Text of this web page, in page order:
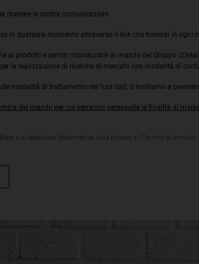
ricevere le nostre comunicazioni.
in qualsiasi momento attraverso il link che troverai in
ai prodotti e servizi riconducibili ai marchi del Gruppo
la realizzazione di ricerche di mercato con modalità di
modalità di trattamento dei tuoi dati, ti invitiamo a
dei marchi per cui verranno perseguite le finalità di
e si applicano lInformativa sulla privacy e i Termini di servizio.